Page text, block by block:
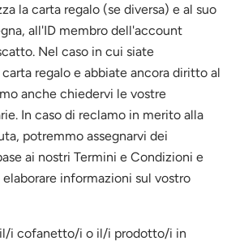
la carta regalo (se diversa) e al suo
all'ID membro dell'account
Nel caso in cui siate
regalo e abbiate ancora diritto al
anche chiedervi le vostre
In caso di reclamo in merito alla
potremmo assegnarvi dei
ai nostri Termini e Condizioni e
informazioni sul vostro
i cofanetto/i o il/i prodotto/i in